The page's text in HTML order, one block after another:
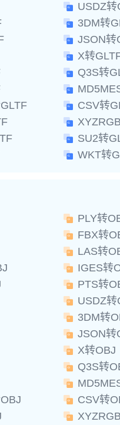
USDZ转
3DM转
JSON转
X转
Q3S转
CSV转
SU2转
WKT转
PLY转
FBX转
LAS转
IGES转
PTS转
USDZ转
3DM转
JSON转
X转OBJ
Q3S转
CSV转